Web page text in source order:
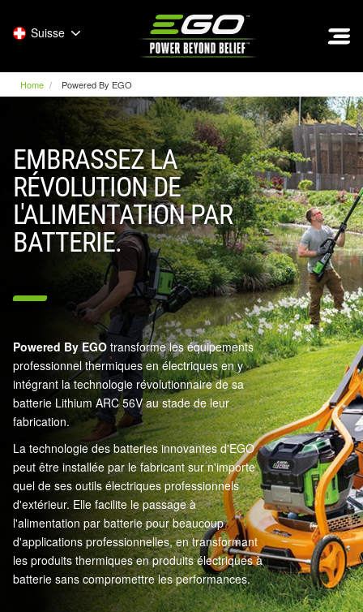
Suisse
Home Powered By EGO
EMBRASSEZ LA
RÉVOLUTION DE
L'ALIMENTATION PAR
BATTERIE.
Powered By EGO transforme les équipements
professionnel thermiques en électriques en y
intégrant la technologie révolutionnaire de sa
batterie Lithium ARC 56V au stade de leur
fabrication.
La technologie des batteries innovantes d'EGO
peut être installée par le fabricant sur n'importe
quel de ses outils électriques professionnels
d'extérieur. Elle facilite le passage à
l'alimentation par batterie pour beaucoup
d'applications professionnelles, en transformant
les produits thermiques en produits électriques à
batterie sans compromettre les performances.